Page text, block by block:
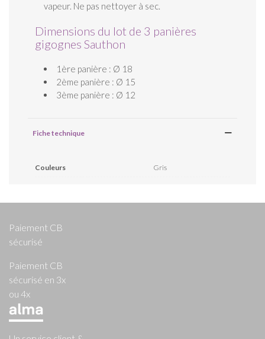
vapeur. Ne pas nettoyer à sec.
Dimensions du lot de 3 panières
gigognes Sauthon
1ère panière : Ø 18
2ème panière : Ø 15
3ème panière : Ø 12
Fiche technique
Couleurs Gris
Paiement CB
sécurisé
Paiement CB
sécurisé en 3x
ou 4x